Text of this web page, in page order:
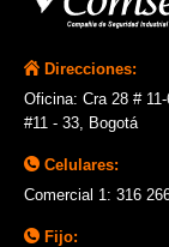
Direcciones:
Oficina: Cra 28 #
#11 - 33, Bogotá
Celulares:
Comercial 1: 316
Fijo: